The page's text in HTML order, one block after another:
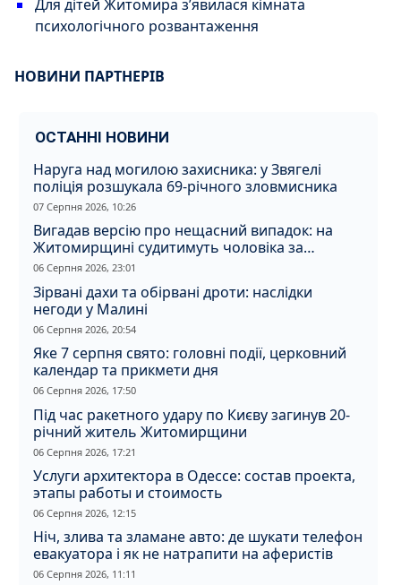
Для дітей Житомира з’явилася кімната
психологічного розвантаження
НОВИНИ ПАРТНЕРІВ
ОСТАННІ НОВИНИ
Наруга над могилою захисника: у Звягелі
поліція розшукала 69-річного зловмисника
07 Серпня 2026, 10:26
Вигадав версію про нещасний випадок: на
Житомирщині судитимуть чоловіка за
вбивство співмешканки
06 Серпня 2026, 23:01
Зірвані дахи та обірвані дроти: наслідки
негоди у Малині
06 Серпня 2026, 20:54
Яке 7 серпня свято: головні події, церковний
календар та прикмети дня
06 Серпня 2026, 17:50
Під час ракетного удару по Києву загинув 20-
річний житель Житомирщини
06 Серпня 2026, 17:21
Услуги архитектора в Одессе: состав проекта,
этапы работы и стоимость
06 Серпня 2026, 12:15
Ніч, злива та зламане авто: де шукати телефон
евакуатора і як не натрапити на аферистів
06 Серпня 2026, 11:11